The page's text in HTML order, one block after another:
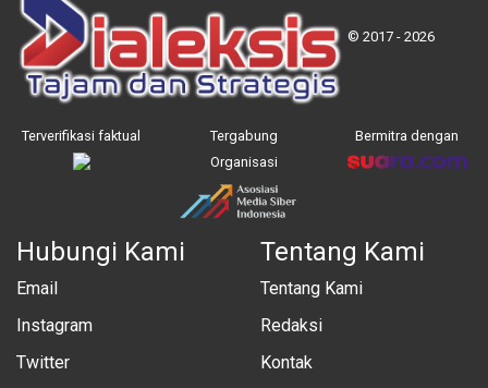
© 2017 - 2026
Terverifikasi faktual
Tergabung
Organisasi
Bermitra dengan
Hubungi Kami
Email
Instagram
Twitter
Tentang Kami
Tentang Kami
Redaksi
Kontak